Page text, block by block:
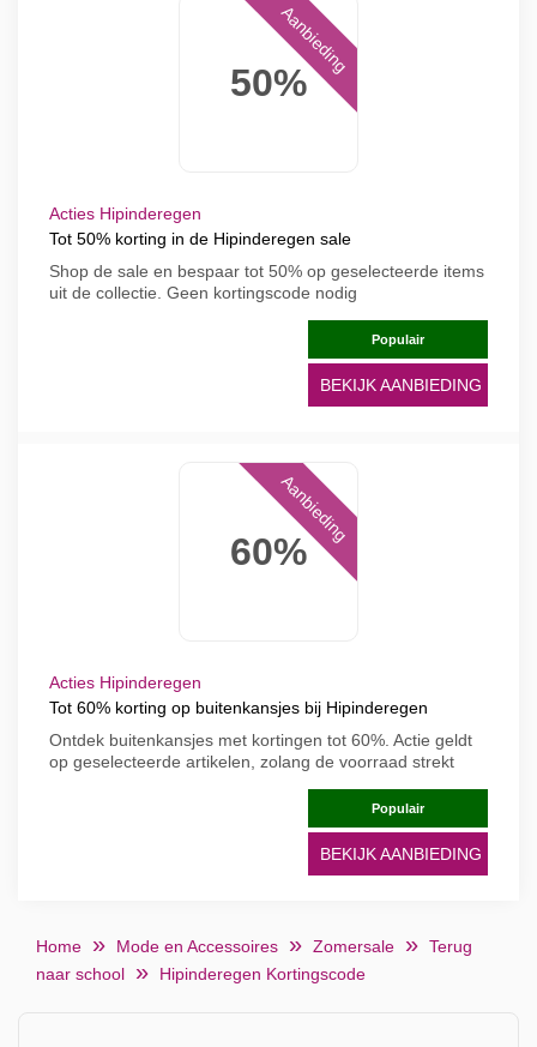
50%
Aanbieding
Acties Hipinderegen
Tot 50% korting in de Hipinderegen sale
Shop de sale en bespaar tot 50% op geselecteerde items
uit de collectie. Geen kortingscode nodig
Populair
BEKIJK AANBIEDING
60%
Aanbieding
Acties Hipinderegen
Tot 60% korting op buitenkansjes bij Hipinderegen
Ontdek buitenkansjes met kortingen tot 60%. Actie geldt
op geselecteerde artikelen, zolang de voorraad strekt
Populair
BEKIJK AANBIEDING
Home Mode en Accessoires Zomersale
Terug
naar school
Hipinderegen Kortingscode